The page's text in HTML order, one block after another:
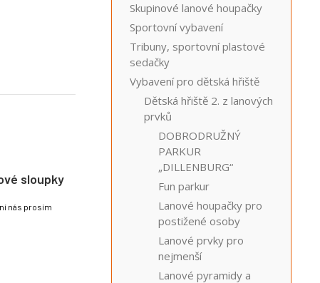
sloupky
nás prosím
Skupinové lanové houpačky
Sportovní vybavení
Tribuny, sportovní plastové
sedačky
Vybavení pro dětská hřiště
Dětská hřiště 2. z lanových
prvků
DOBRODRUŽNÝ
PARKUR
„DILLENBURG“
Fun parkur
Lanové houpačky pro
postižené osoby
Lanové prvky pro
nejmenší
Lanové pyramidy a